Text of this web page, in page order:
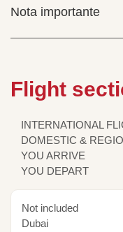
Nota importante
Flight
INTERNATIONAL
DOMESTIC &
YOU ARRIVE
YOU DEPART
Not included
Dubai